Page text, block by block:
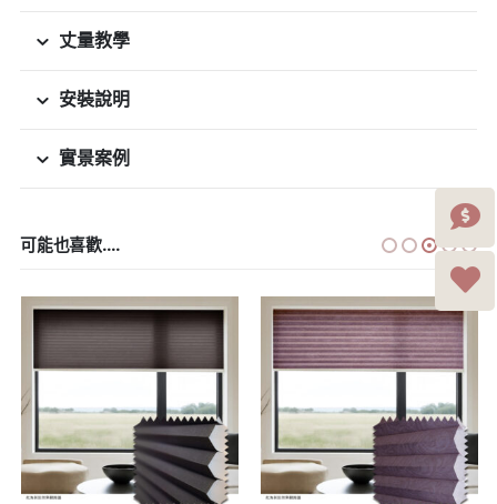
丈量教學
安裝說明
實景案例
可能也喜歡....